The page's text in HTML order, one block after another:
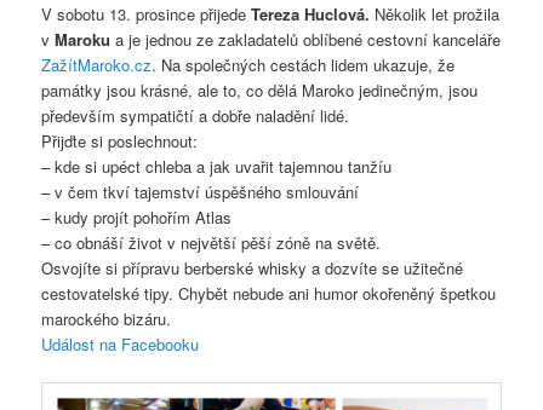
V sobotu 13. prosince přijedeTereza Huclová. Několik let prožila
vMarokua je jednou ze zakladatelů oblíbené cestovní kanceláře
ZažítMaroko.cz. Na společných cestách lidem ukazuje, že
památky jsou krásné, ale to, co dělá Maroko jedinečným, jsou
především sympatičtí a dobře naladění lidé.
Přijďte si poslechnout:
– kde si upéct chleba a jak uvařit tajemnou tanžíu
– v čem tkví tajemství úspěšného smlouvání
– kudy projít pohořím Atlas
– co obnáší život v největší pěší zóně na světě.
Osvojíte si přípravu berberské whisky a dozvíte se užitečné
cestovatelské tipy. Chybět nebude ani humor okořeněný špetkou
marockého bizáru.
Událost na Facebooku